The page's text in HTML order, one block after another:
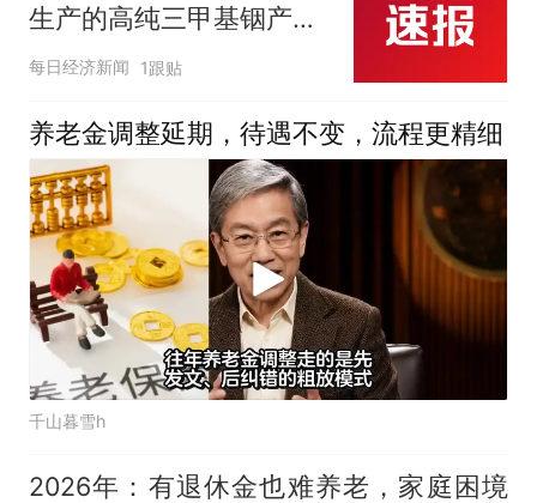
生产的高纯三甲基铟产能
目前约为2吨/年
每日经济新闻 1跟贴
养老金调整延期，待遇不变，流程更精细
千山暮雪h
2026年：有退休金也难养老，家庭困境